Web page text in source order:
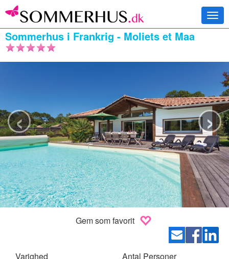
Sommerhus i Frankrig - Moliets et Maa
‹ ›
Gem som favorit
Varighed Antal Personer